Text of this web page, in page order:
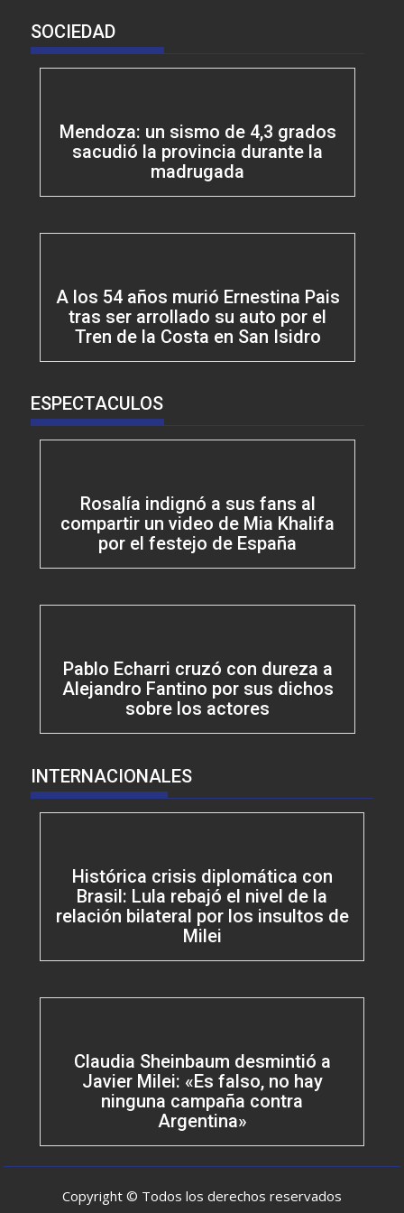
SOCIEDAD
Mendoza: un sismo de 4,3 grados
sacudió la provincia durante la
madrugada
A los 54 años murió Ernestina Pais
tras ser arrollado su auto por el
Tren de la Costa en San Isidro
ESPECTACULOS
Rosalía indignó a sus fans al
compartir un video de Mia Khalifa
por el festejo de España
Pablo Echarri cruzó con dureza a
Alejandro Fantino por sus dichos
sobre los actores
INTERNACIONALES
Histórica crisis diplomática con
Brasil: Lula rebajó el nivel de la
relación bilateral por los insultos de
Milei
Claudia Sheinbaum desmintió a
Javier Milei: «Es falso, no hay
ninguna campaña contra
Argentina»
Copyright © Todos los derechos reservados